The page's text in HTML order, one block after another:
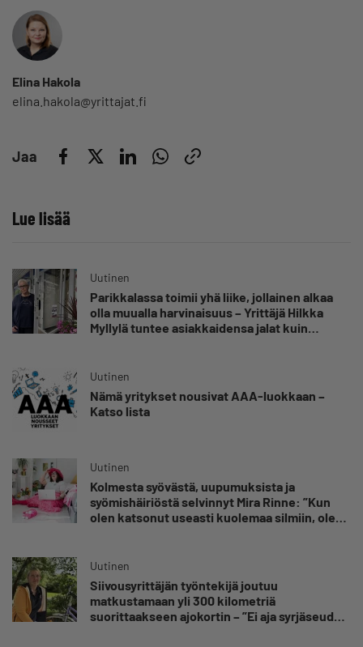
Elina Hakola
elina.hakola@yrittajat.fi
Jaa
Lue lisää
Uutinen
Parikkalassa toimii yhä liike, jollainen alkaa
olla muualla harvinaisuus – Yrittäjä Hilkka
Myllylä tuntee asiakkaidensa jalat kuin
Uutinen
Nämä yritykset nousivat AAA-luokkaan –
Katso lista
Uutinen
Kolmesta syövästä, uupumuksista ja
syömishäiriöstä selvinnyt Mira Rinne: ”Kun
olen katsonut useasti kuolemaa silmiin, olen
Uutinen
Siivousyrittäjän työntekijä joutuu
matkustamaan yli 300 kilometriä
suorittaakseen ajokortin – ”Ei aja syrjäseudun